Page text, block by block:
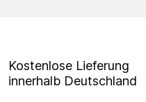
Kostenlose Lieferung
innerhalb Deutschland